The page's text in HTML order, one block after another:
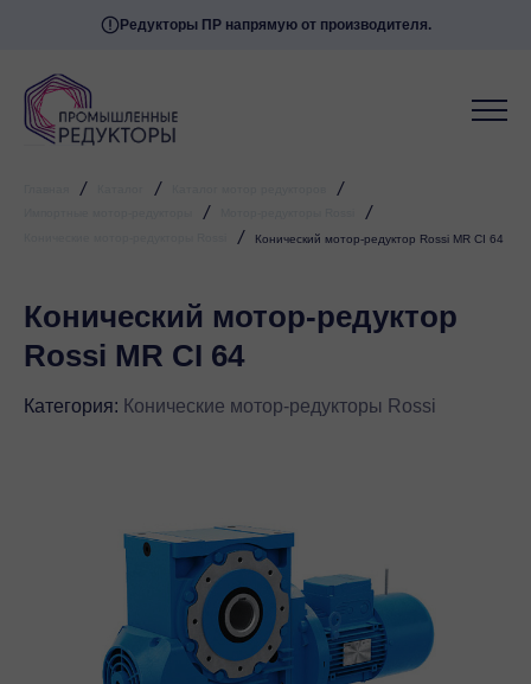
Редукторы ПР напрямую от производителя.
/ / /
/ /
/ Конический мотор-редуктор Rossi MR CI 64
Конический мотор-редуктор
Rossi MR CI 64
Категория: Конические мотор-редукторы Rossi